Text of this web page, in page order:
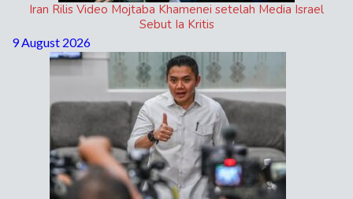
Iran Rilis Video Mojtaba Khamenei setelah Media Israel
Sebut Ia Kritis
9 August 2026